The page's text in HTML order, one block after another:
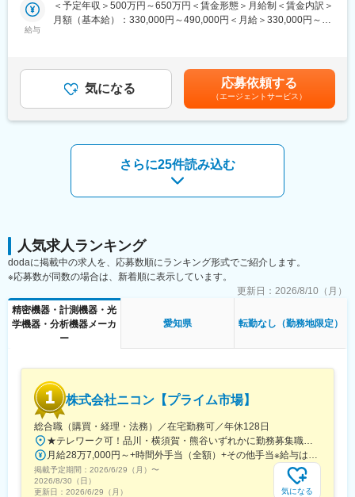
チャレンジできる可能性があります。
社会生活の基盤となる商品を供給する当社において、まさしく基
幹商品であるブレーカを担当頂きますので、常にＱＣＤを意識し
■具体的な仕事内容：
・住宅用漏電ブレーカ、ビル用漏電ブレーカなど既存ブレーカ搭
た開発業務
・製造場所は本社工場が基本ですが、サプライヤや海外製造工場
などでも製造されることがあり、海外製造工場へ出向き、製造現
場と密着した回路設計業務も求められます。
会インフラの継続的な安定供給を行う責任を感じて仕事すること
ができます。
・特に住宅盤、それに搭載するブレーカについては、トップメー
カであり、技術的にも商品的にも業界をリードしていく立場にあ
り、やりがいがあります。
・このように世の中から必要とされているブレーカですが、商品
構造や技術については、あまり知られていませんが、電磁気・材
料技術などいろいろな技術要素が絡んだ商品であり、やる気次第
■職場の雰囲気：
・メーカとして、商品設計部署の重要度が増していく中、人員補
充にも積極的に取り組んでおり、技術伝承を行いながら若手育成
が盛んになってます。
・品質保証、生産管理など他部署との連携が不可欠な職場です。
・職場内は、ブレーカ設計者だけでなく、盤商品設計や、計測商
品設計など多岐に渡る技術、商品開発を行うメンバがおり、フラ
ットに議論できる職場です。
給与
＜予定年収＞500万円～650万円＜賃金形態＞月給制＜賃金内訳＞
月額（基本給）：330,000円～490,000円＜月給＞330,000円～
月、12月）※業績、個人の能力による賃金はあくまでも目安の金
額であり、選考を通じて上下する可能性があります。月給(月額)は
固定手当を含めた表記です。
気になる 応募依頼する
（エージェントサービス）
さらに25件読み込む
人気求人ランキング
dodaに掲載中の求人を、応募数順にランキング形式でご紹介します。
※応募数が同数の場合は、新着順に表示しています。
更新日： 2026/8/10（月）
精密機器・計測機器・光
学機器・分析機器メーカ
ー
愛知県 転勤なし（勤務地限定）
株式会社ニコン【プライム市場】
総合職（購買・経理・法務）／在宅勤務可／年休128日
掲載予定期間： 2026/6/29（月） 〜
2026/8/30（日）
更新日： 2026/6/29（月） 気になる